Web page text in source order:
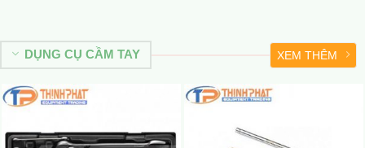
DỤNG CỤ CẦM TAY XEM THÊM